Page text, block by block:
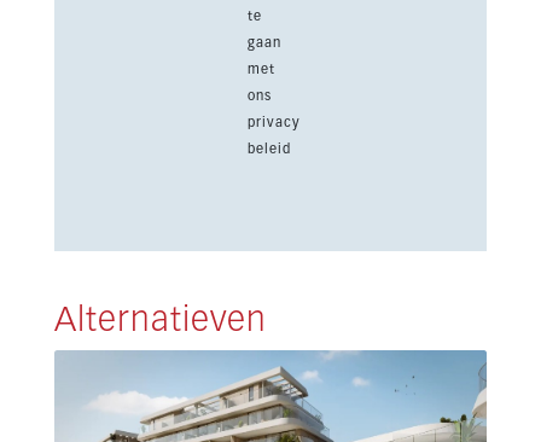
te
gaan
met
ons
privacy
beleid
Alternatieven